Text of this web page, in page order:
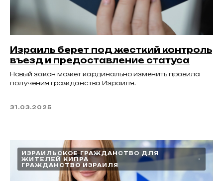
Израиль берет под жесткий контроль
въезд и предоставление статуса
Новый закон может кардинально изменить правила
получения гражданства Израиля.
31.03.2025
ИЗРАИЛЬСКОЕ ГРАЖДАНСТВО ДЛЯ
ЖИТЕЛЕЙ КИПРА
ГРАЖДАНСТВО ИЗРАИЛЯ